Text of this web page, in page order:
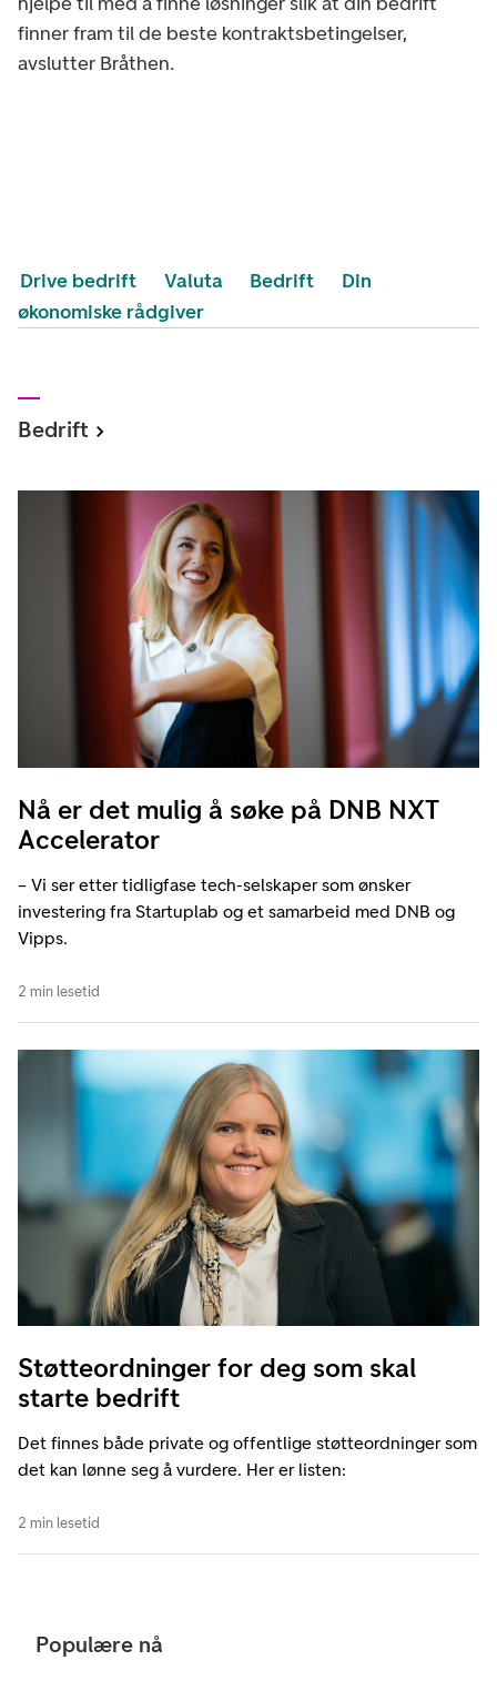
finner fram til de beste kontraktsbetingelser,
avslutter Bråthen.
Drive bedrift Valuta Bedrift
Din
økonomiske rådgiver
Bedrift
Nå er det mulig å søke på DNB NXT
Accelerator
– Vi ser etter tidligfase tech-selskaper som ønsker
investering fra Startuplab og et samarbeid med DNB og
Vipps.
2 min lesetid
Støtteordninger for deg som skal
starte bedrift
Det finnes både private og offentlige støtteordninger som
det kan lønne seg å vurdere. Her er listen:
2 min lesetid
Populære nå